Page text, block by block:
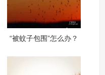
“被蚊子包围”怎么办？